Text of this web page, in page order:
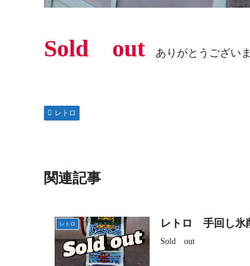
Sold outありがとうございま
レトロ
関連記事
レトロ レトロ 手回し
Sold out